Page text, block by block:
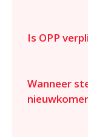
Is OPP
Wanneer